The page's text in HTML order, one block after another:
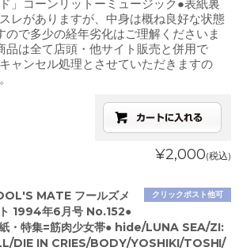
」コーンリットーミュージック●表紙裏
レがありますが、中身は概ね良好な状態
ので多少の経年劣化はご理解くださいま
品は全て店頭・他サイト販売と併用で
ャンセル処理とさせていただきますの
¥2,000(税込)
クリックポスト他可
MATE フールズメ
1994年6月号 No.152●
・特集=筋肉少女帯● hide/LUNA SEA/ZI:
DIE IN CRIES/BODY/YOSHIKI/TOSHI/